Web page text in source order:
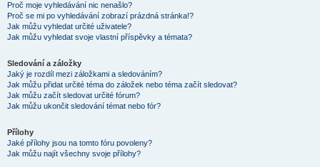
Proč moje vyhledávání nic nenašlo?
Proč se mi po vyhledávání zobrazí prázdná stránka!?
Jak můžu vyhledat určité uživatele?
Jak můžu vyhledat svoje vlastní příspěvky a témata?
Sledování a záložky
Jaký je rozdíl mezi záložkami a sledováním?
Jak můžu přidat určité téma do záložek nebo téma začít sledovat?
Jak můžu začít sledovat určité fórum?
Jak můžu ukončit sledování témat nebo fór?
Přílohy
Jaké přílohy jsou na tomto fóru povoleny?
Jak můžu najít všechny svoje přílohy?